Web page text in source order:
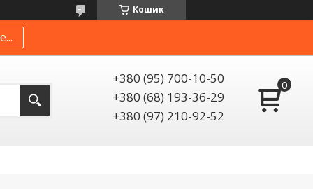
Кошик
+380 (95) 700-10-50
+380 (68) 193-36-29
+380 (97) 210-92-52